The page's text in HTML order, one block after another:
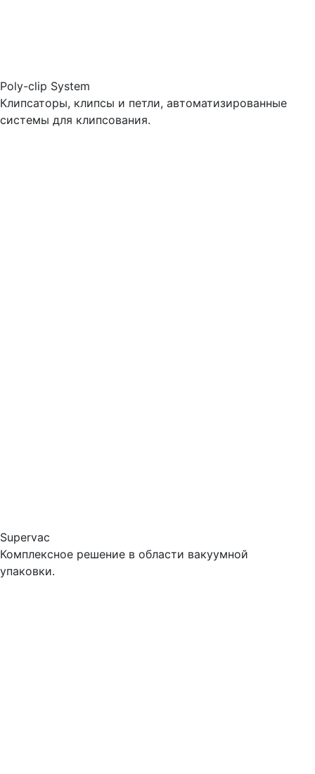
Poly-clip System
Клипсаторы, клипсы и петли, автоматизированные
системы для клипсования.
Supervac
Комплексное решение в области вакуумной
упаковки.